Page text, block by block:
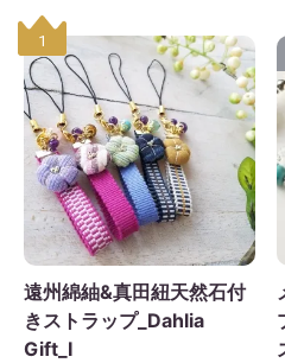
1
遠州綿紬&真田紐天然石付
きストラップ_Dahlia
Gift_I